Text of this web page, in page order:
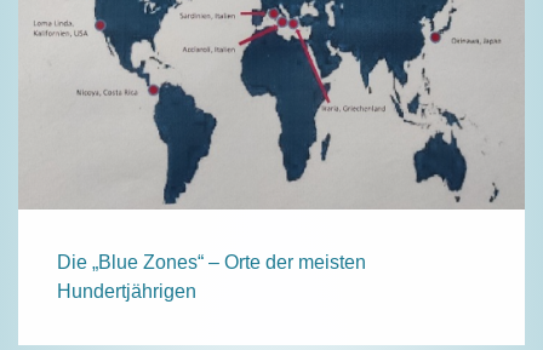
Die „Blue Zones“ – Orte der meisten
Hundertjährigen